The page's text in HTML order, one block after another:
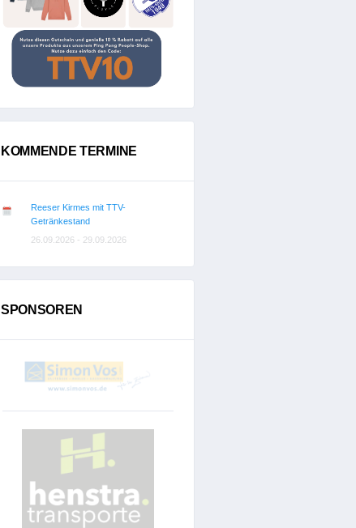
KOMMENDE TERMINE
Reeser Kirmes mit TTV-
Getränkestand
26.09.2026 - 29.09.2026
SPONSOREN